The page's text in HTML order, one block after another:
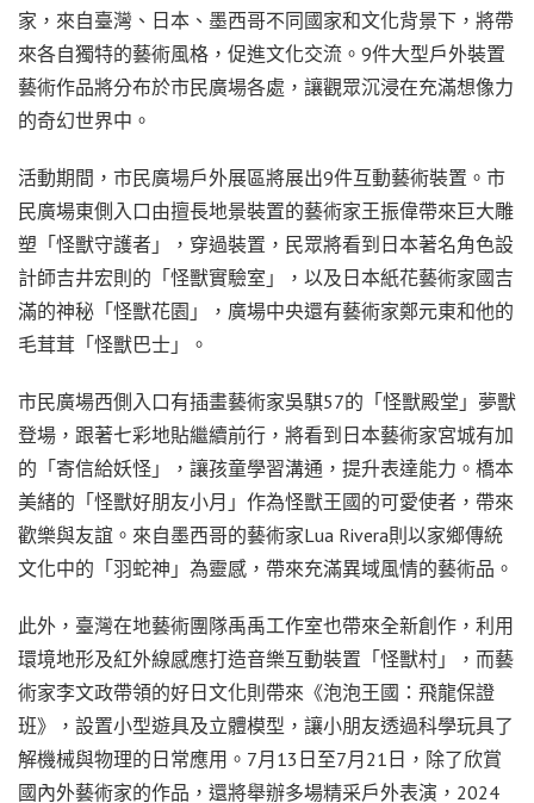
家，來自臺灣、日本、墨西哥不同國家和文化背景下，將帶
來各自獨特的藝術風格，促進文化交流。9件大型戶外裝置
藝術作品將分布於市民廣場各處，讓觀眾沉浸在充滿想像力
的奇幻世界中。
活動期間，市民廣場戶外展區將展出9件互動藝術裝置。市
民廣場東側入口由擅長地景裝置的藝術家王振偉帶來巨大雕
塑「怪獸守護者」，穿過裝置，民眾將看到日本著名角色設
計師吉井宏則的「怪獸實驗室」，以及日本紙花藝術家國吉
滿的神秘「怪獸花園」，廣場中央還有藝術家鄭元東和他的
毛茸茸「怪獸巴士」。
市民廣場西側入口有插畫藝術家吳騏57的「怪獸殿堂」夢獸
登場，跟著七彩地貼繼續前行，將看到日本藝術家宮城有加
的「寄信給妖怪」，讓孩童學習溝通，提升表達能力。橋本
美緒的「怪獸好朋友小月」作為怪獸王國的可愛使者，帶來
歡樂與友誼。來自墨西哥的藝術家Lua Rivera則以家鄉傳統
文化中的「羽蛇神」為靈感，帶來充滿異域風情的藝術品。
此外，臺灣在地藝術團隊禹禹工作室也帶來全新創作，利用
環境地形及紅外線感應打造音樂互動裝置「怪獸村」，而藝
術家李文政帶領的好日文化則帶來《泡泡王國：飛龍保證
班》，設置小型遊具及立體模型，讓小朋友透過科學玩具了
解機械與物理的日常應用。7月13日至7月21日，除了欣賞
國內外藝術家的作品，還將舉辦多場精采戶外表演，2024